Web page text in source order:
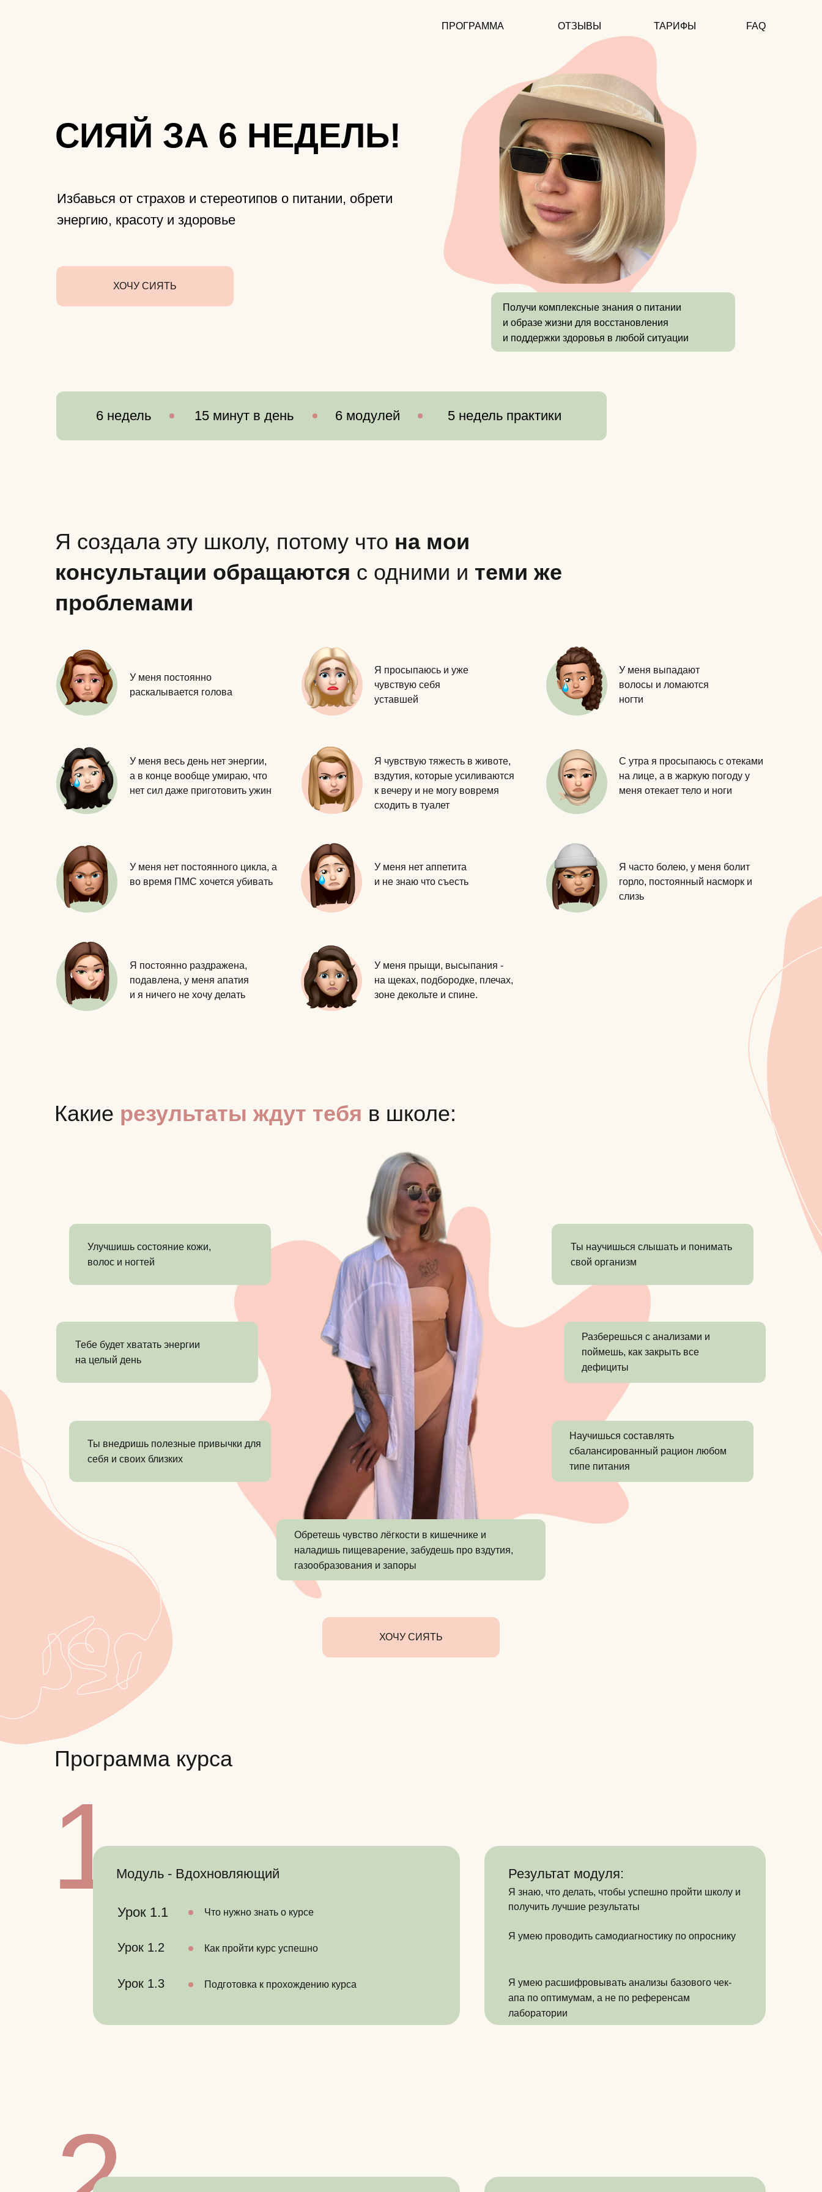
ПРОГРАММА ТАРИФЫ
ОТЗЫВЫ FAQ
СИЯЙ ЗА 6 НЕДЕЛЬ!
ХОЧУ СИЯТЬ
Избавься от страхов и стереотипов о питании, обрети
энергию, красоту и здоровье
Получи комплексные знания о питании
и образе жизни для восстановления
и поддержки здоровья в любой ситуации
6 недель 15 минут в день 6 модулей 5 недель практики
Я создала эту школу, потому что на мои
консультации обращаются с одними и теми же
проблемами
У меня постоянно
раскалывается голова
Я просыпаюсь и уже
чувствую себя
уставшей
У меня весь день нет энергии,
а в конце вообще умираю, что
нет сил даже приготовить ужин
У меня нет аппетита
и не знаю что съесть
У меня нет постоянного цикла, а
во время ПМС хочется убивать
У меня выпадают
волосы и ломаются
ногти
Я часто болею, у меня болит
горло, постоянный насморк и
слизь
Я чувствую тяжесть в животе,
вздутия, которые усиливаются
к вечеру и не могу вовремя
сходить в туалет
Я постоянно раздражена,
подавлена, у меня апатия
и я ничего не хочу делать
С утра я просыпаюсь с отеками
на лице, а в жаркую погоду у
меня отекает тело и ноги
У меня прыщи, высыпания -
на щеках, подбородке, плечах,
зоне декольте и спине.
Какие результаты ждут тебя в школе:
Улучшишь состояние кожи,
волос и ногтей
Тебе будет хватать энергии
на целый день
Ты внедришь полезные привычки для
себя и своих близких
Ты научишься слышать и понимать
свой организм
Разберешься с анализами и
поймешь, как закрыть все
дефициты
Научишься составлять
сбалансированный рацион любом
типе питания
Обретешь чувство лёгкости в кишечнике и
наладишь пищеварение, забудешь про вздутия,
газообразования и запоры
ХОЧУ СИЯТЬ
1
Программа курса
Модуль - Вдохновляющий
Урок 1.2
Урок 1.3 Подготовка к прохождению курса
Результат модуля:
Я знаю, что делать, чтобы успешно пройти школу и
получить лучшие результаты
Я умею проводить самодиагностику по опроснику
Я умею расшифровывать анализы базового чек-
апа по оптимумам, а не по референсам
лаборатории
Урок 1.1 Что нужно знать о курсе
Как пройти курс успешно